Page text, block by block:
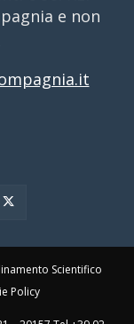
e non
Scientifico
Policy